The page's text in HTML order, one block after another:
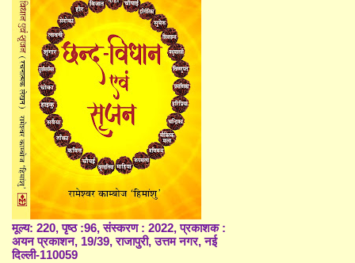
मूल्य: 220, पृष्ठ :96, संस्करण : 2022, प्रकाशक :
अयन प्रकाशन, 19/39, राजापुरी, उत्तम नगर, नई
दिल्ली-110059